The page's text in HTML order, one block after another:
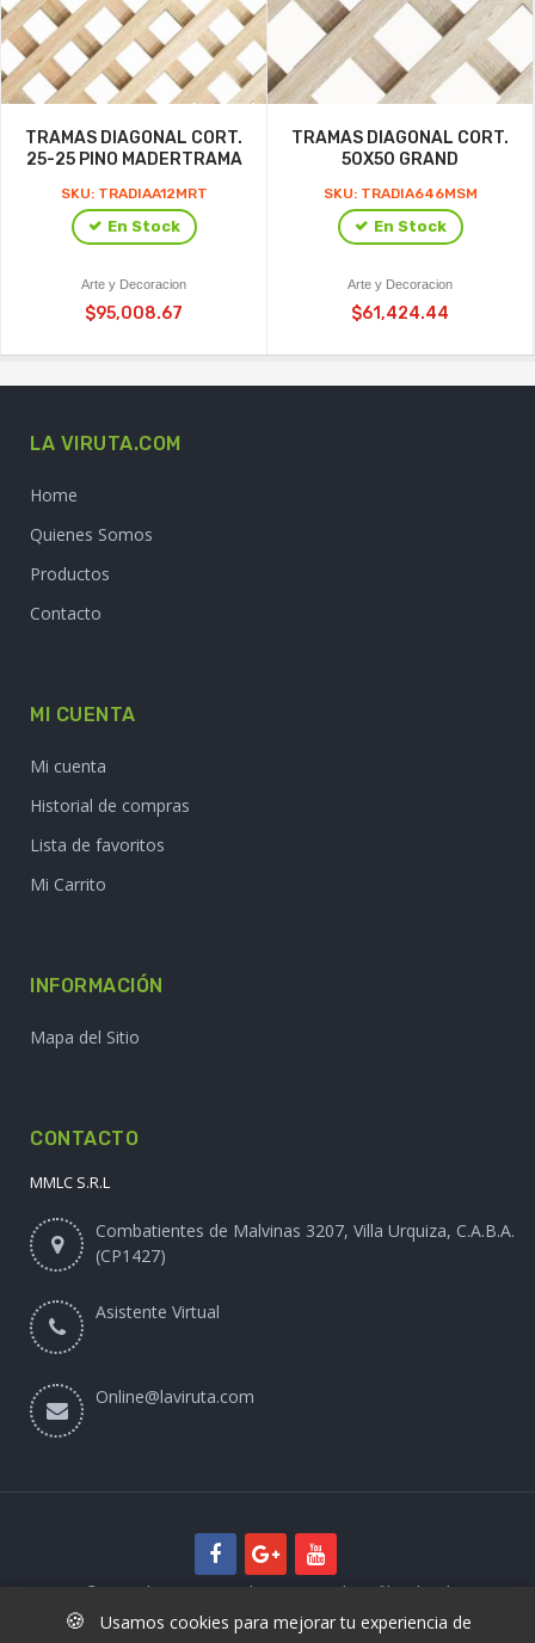
TRAMAS DIAGONAL CORT.
25-25 PINO MADERTRAMA
SKU: TRADIAA12MRT
En Stock
Arte y Decoracion
$95,008.67
TRAMAS DIAGONAL CORT.
50X50 GRAND
SKU: TRADIA646MSM
En Stock
Arte y Decoracion
$61,424.44
LA VIRUTA.COM
Home
Quienes Somos
Productos
Contacto
MI CUENTA
Mi cuenta
Historial de compras
Lista de favoritos
Mi Carrito
INFORMACIÓN
Mapa del Sitio
CONTACTO
MMLC S.R.L
Combatientes de Malvinas 3207, Villa Urquiza, C.A.B.A.
(CP1427)
Asistente Virtual
Online@laviruta.com
© 2025 laviruta.com | Diseño web SofihaCloud
🍪
Usamos cookies para mejorar tu experiencia de